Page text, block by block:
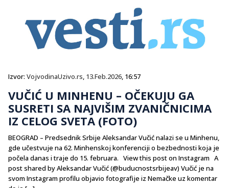
Izvor: VojvodinaUzivo.rs, 13.Feb.2026, 16:57
VUČIĆ U MINHENU – OČEKUJU GA
SUSRETI SA NAJVIŠIM ZVANIČNICIMA
IZ CELOG SVETA (FOTO)
BEOGRAD – Predsednik Srbije Aleksandar Vučić nalazi se u Minhenu,
gde učestvuje na 62. Minhenskoj konferenciji o bezbednosti koja je
počela danas i traje do 15. februara. View this post on Instagram A
post shared by Aleksandar Vučić (@buducnostsrbijeav) Vučić je na
svom Instagram profilu objavio fotografije iz Nemačke uz komentar